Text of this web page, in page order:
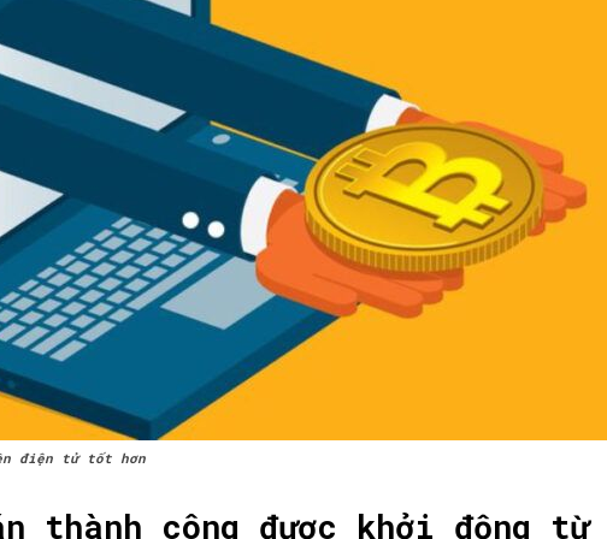
điện tử tốt hơn
thành công được khởi động từ